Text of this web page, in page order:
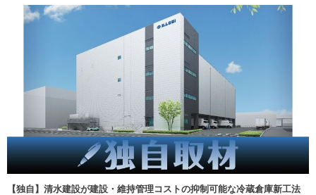
【独自】清水建設が建設・維持管理コストの抑制可能な冷蔵倉庫新工法